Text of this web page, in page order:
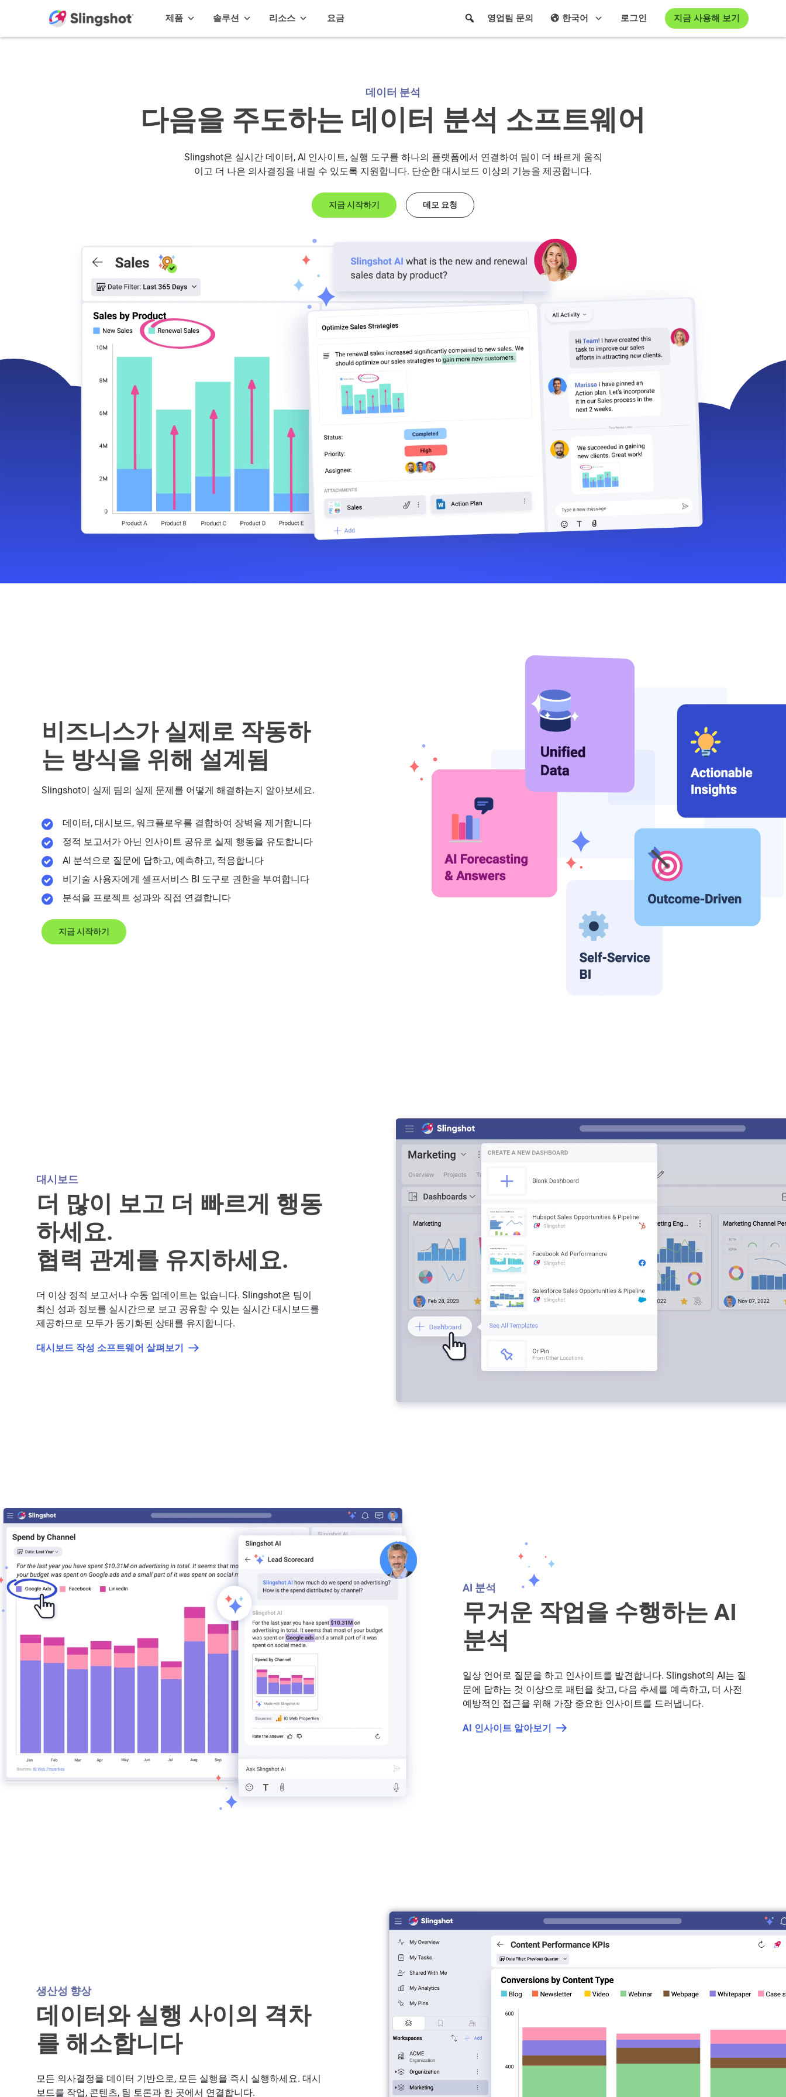
제품 솔루션 리소스 요금 지금 사용해 보기
로그인
한국어
영업팀 문의
데이터 분석
다음을 주도하는 데이터 분석 소프트웨어
Slingshot은 실시간 데이터, AI 인사이트, 실행 도구를 하나의 플랫폼에서 연결하여 팀이 더 빠르게 움직
이고 더 나은 의사결정을 내릴 수 있도록 지원합니다. 단순한 대시보드 이상의 기능을 제공합니다.
지금 시작하기 데모 요청
비즈니스가 실제로 작동하
는 방식을 위해 설계됨
Slingshot이 실제 팀의 실제 문제를 어떻게 해결하는지 알아보세요.
데이터, 대시보드, 워크플로우를 결합하여 장벽을 제거합니다
정적 보고서가 아닌 인사이트 공유로 실제 행동을 유도합니다
AI 분석으로 질문에 답하고, 예측하고, 적응합니다
비기술 사용자에게 셀프서비스 BI 도구로 권한을 부여합니다
분석을 프로젝트 성과와 직접 연결합니다
지금 시작하기
대시보드
더 많이 보고 더 빠르게 행동
하세요.
협력 관계를 유지하세요.
더 이상 정적 보고서나 수동 업데이트는 없습니다. Slingshot은 팀이
최신 성과 정보를 실시간으로 보고 공유할 수 있는 실시간 대시보드를
제공하므로 모두가 동기화된 상태를 유지합니다.
대시보드 작성 소프트웨어 살펴보기
AI 분석
무거운 작업을 수행하는 AI
분석
일상 언어로 질문을 하고 인사이트를 발견합니다. Slingshot의 AI는 질
문에 답하는 것 이상으로 패턴을 찾고, 다음 추세를 예측하고, 더 사전
예방적인 접근을 위해 가장 중요한 인사이트를 드러냅니다.
AI 인사이트 알아보기
생산성 향상
데이터와 실행 사이의 격차
를 해소합니다
모든 의사결정을 데이터 기반으로, 모든 실행을 즉시 실행하세요. 대시
보드를 작업, 콘텐츠, 팀 토론과 한 곳에서 연결합니다.